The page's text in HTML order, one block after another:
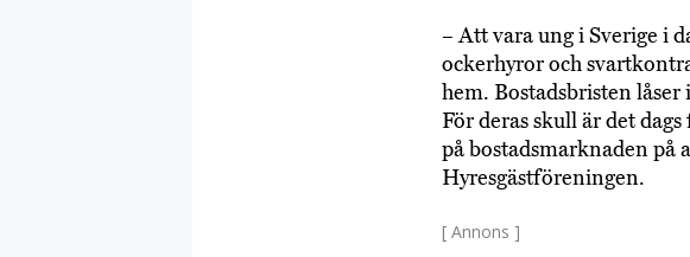
– Att vara ung i Sverige i
ockerhyror och
hem. Bostadsbristen
För deras skull är det
på bostadsmarknaden på
Hyresgästföreningen.
[ Annons ]